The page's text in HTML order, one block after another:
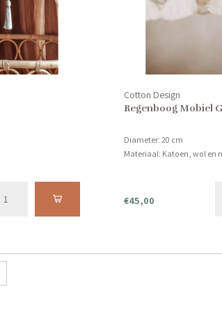
Cotton Design
Regenboog Mobiel
Diameter: 20 cm
Materiaal: Katoen, wol en
€45,00